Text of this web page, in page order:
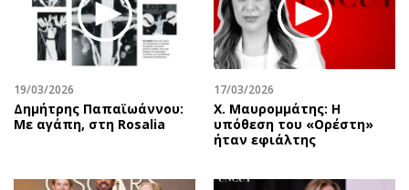
19/03/2026
Δημήτρης Παπαϊωάννου:
Με αγάπη, στη Rosalia
17/03/2026
Χ. Μαυρομμάτης: Η
υπόθεση του «Ορέστη»
ήταν εφιάλτης